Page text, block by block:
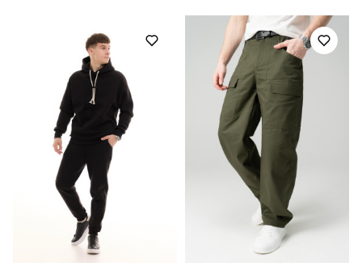
для повсякденного носіння
повсякденний
Склад тканини 100% поліестер
Країна - виробник